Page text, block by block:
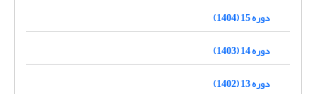
دوره 15 (1404)
دوره 14 (1403)
دوره 13 (1402)